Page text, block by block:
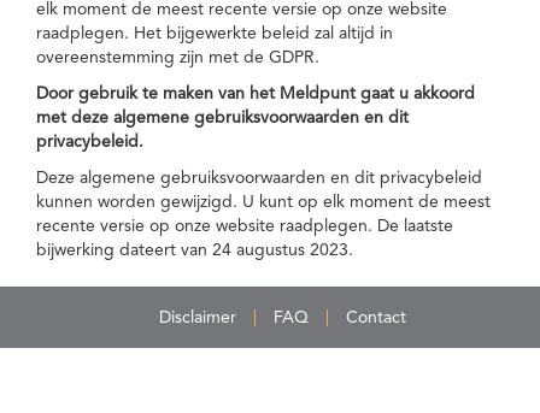
elk moment de meest recente versie op onze website
raadplegen. Het bijgewerkte beleid zal altijd in
overeenstemming zijn met de GDPR.
Door gebruik te maken van het Meldpunt gaat u akkoord
met deze algemene gebruiksvoorwaarden en dit
privacybeleid.
Deze algemene gebruiksvoorwaarden en dit privacybeleid
kunnen worden gewijzigd. U kunt op elk moment de meest
recente versie op onze website raadplegen. De laatste
bijwerking dateert van 24 augustus 2023.
Disclaimer FAQ Contact